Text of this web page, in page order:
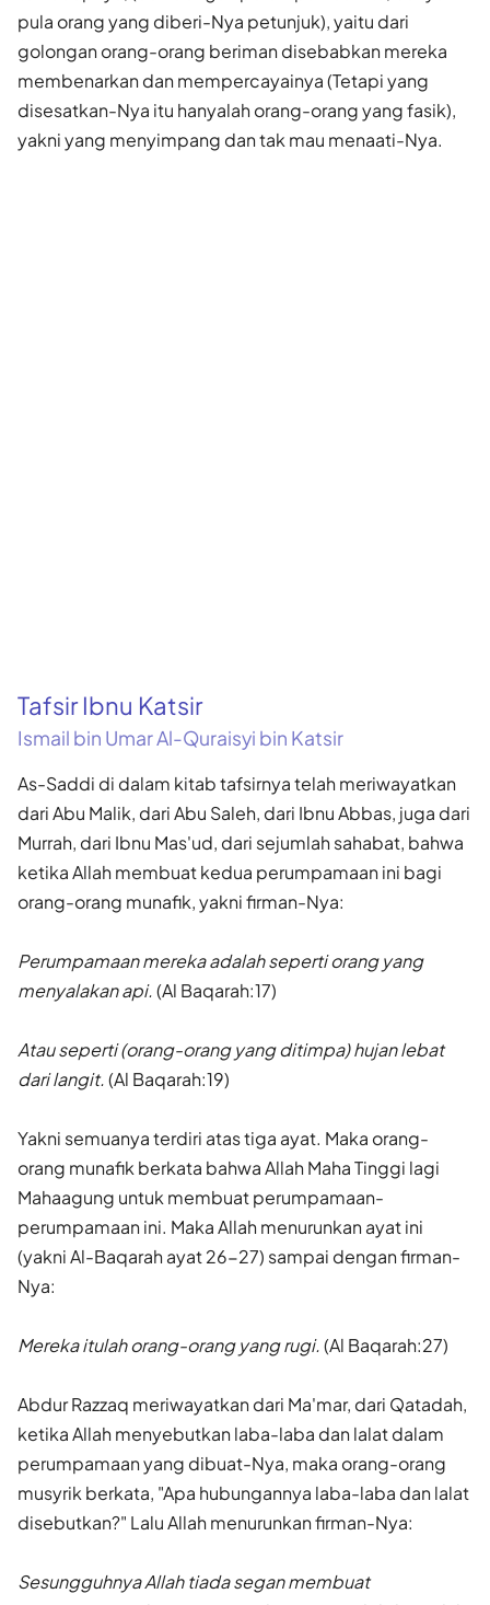
pula orang yang diberi-Nya petunjuk), yaitu dari
golongan orang-orang beriman disebabkan mereka
membenarkan dan mempercayainya (Tetapi yang
disesatkan-Nya itu hanyalah orang-orang yang fasik),
yakni yang menyimpang dan tak mau menaati-Nya.
Tafsir Ibnu Katsir
Ismail bin Umar Al-Quraisyi bin Katsir
As-Saddi di dalam kitab tafsirnya telah meriwayatkan
dari Abu Malik, dari Abu Saleh, dari Ibnu Abbas, juga dari
Murrah, dari Ibnu Mas'ud, dari sejumlah sahabat, bahwa
ketika Allah membuat kedua perumpamaan ini bagi
orang-orang munafik, yakni firman-Nya:
Perumpamaan mereka adalah seperti orang yang
menyalakan api.(Al Baqarah:17)
Atau seperti (orang-orang yang ditimpa) hujan lebat
dari langit.(Al Baqarah:19)
Yakni semuanya terdiri atas tiga ayat. Maka orang-
orang munafik berkata bahwa Allah Maha Tinggi lagi
Mahaagung untuk membuat perumpamaan-
perumpamaan ini. Maka Allah menurunkan ayat ini
(yakni Al-Baqarah ayat 26-27) sampai dengan firman-
Nya:
Mereka itulah orang-orang yang rugi.(Al Baqarah:27)
Abdur Razzaq meriwayatkan dari Ma'mar, dari Qatadah,
ketika Allah menyebutkan laba-laba dan lalat dalam
perumpamaan yang dibuat-Nya, maka orang-orang
musyrik berkata, "Apa hubungannya laba-laba dan lalat
disebutkan?" Lalu Allah menurunkan firman-Nya:
Sesungguhnya Allah tiada segan membuat